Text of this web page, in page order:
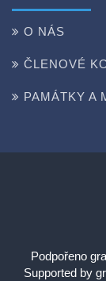
O NÁS
ČLENOVÉ
PAMÁTKY A
Podpořeno
Supported by